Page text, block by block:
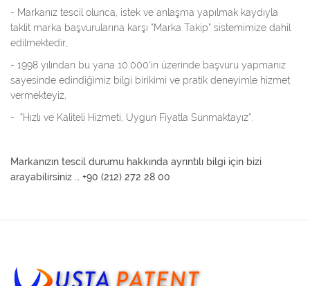
- Markanız tescil olunca, istek ve anlaşma yapılmak kaydıyla
taklit marka başvurularına karşı “Marka Takip” sistemimize dahil
edilmektedir,
- 1998 yılından bu yana 10.000’in üzerinde başvuru yapmanız
sayesinde edindiğimiz bilgi birikimi ve pratik deneyimle hizmet
vermekteyiz,
- “Hızlı ve Kaliteli Hizmeti, Uygun Fiyatla Sunmaktayız”.
Markanızın tescil durumu hakkında ayrıntılı bilgi için bizi
arayabilirsiniz … +90 (212) 272 28 00